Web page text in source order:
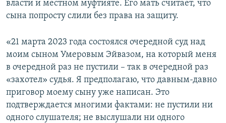
власти и местном муфтияте. Его мать считает, что
сына попросту слили без права на защиту.
«21 марта 2023 года состоялся очередной суд над
моим сыном Умеровым Эйвазом, на который меня
в очередной раз не пустили – так в очередной раз
«захотел» судья. Я предполагаю, что давным-давно
приговор моему сыну уже написан. Это
подтверждается многими фактами: не пустили ни
одного слушателя; не выслушали ни одного